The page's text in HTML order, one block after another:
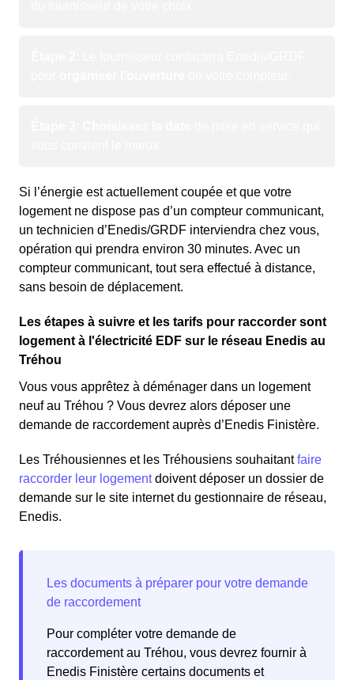
Si l’énergie est actuellement coupée et que votre
logement ne dispose pas d’un compteur communicant,
un technicien d’Enedis/GRDF interviendra chez vous,
opération qui prendra environ 30 minutes. Avec un
compteur communicant, tout sera effectué à distance,
sans besoin de déplacement.
Les étapes à suivre et les tarifs pour raccorder sont
logement à l'électricité EDF sur le réseau Enedis au
Tréhou
Vous vous apprêtez à déménager dans un logement
neuf au Tréhou ? Vous devrez alors déposer une
demande de raccordement auprès d’Enedis Finistère.
Les Tréhousiennes et les Tréhousiens souhaitantfaire
raccorder leur logementdoivent déposer un dossier de
demande sur le site internet du gestionnaire de réseau,
Enedis.
Pour compléter votre demande de
raccordement au Tréhou, vous devrez fournir à
Enedis Finistère certains documents et